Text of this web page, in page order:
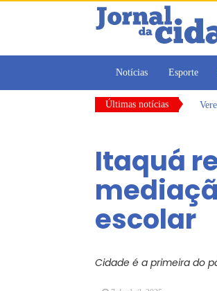
Notícias Esporte
Últimas notícias
Itaquá
escolar
Cidade é a primeira do